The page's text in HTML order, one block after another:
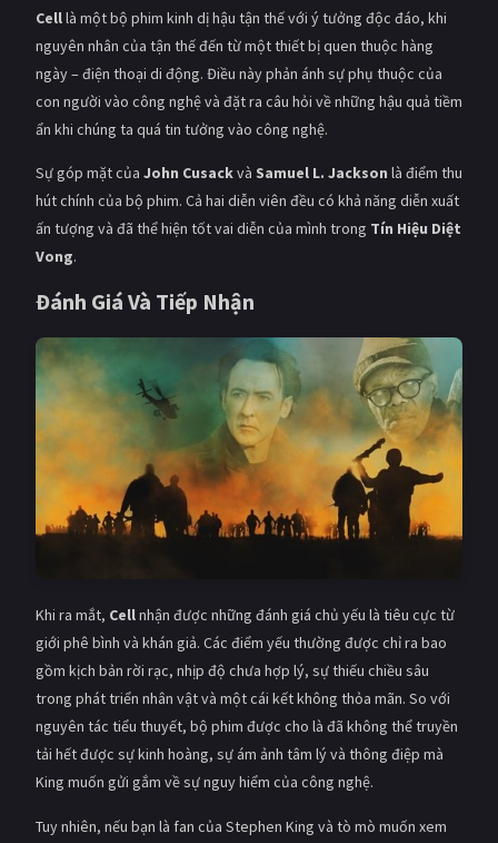
BLOG
Celllà một bộ phim kinh dị hậu tận thế với ý tưởng độc đáo, khi
nguyên nhân của tận thế đến từ một thiết bị quen thuộc hàng
ngày – điện thoại di động. Điều này phản ánh sự phụ thuộc của
con người vào công nghệ và đặt ra câu hỏi về những hậu quả tiềm
ẩn khi chúng ta quá tin tưởng vào công nghệ.
Sự góp mặt của John Cusackvà Samuel L. Jackson là điểm thu
hút chính của bộ phim. Cả hai diễn viên đều có khả năng diễn xuất
ấn tượng và đã thể hiện tốt vai diễn của mình trong Tín Hiệu Diệt
Vong.
Đánh Giá Và Tiếp Nhận
Khi ra mắt, Cellnhận được những đánh giá chủ yếu là tiêu cực từ
giới phê bình và khán giả. Các điểm yếu thường được chỉ ra bao
gồm kịch bản rời rạc, nhịp độ chưa hợp lý, sự thiếu chiều sâu
trong phát triển nhân vật và một cái kết không thỏa mãn. So với
nguyên tác tiểu thuyết, bộ phim được cho là đã không thể truyền
tải hết được sự kinh hoàng, sự ám ảnh tâm lý và thông điệp mà
King muốn gửi gắm về sự nguy hiểm của công nghệ.
Tuy nhiên, nếu bạn là fan của Stephen King và tò mò muốn xem